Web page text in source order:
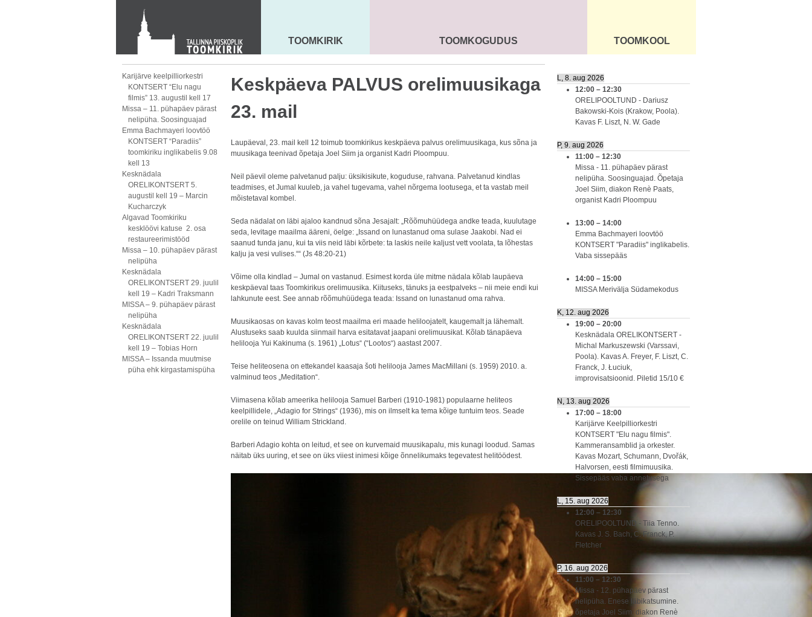
KONTAKT
Toom-Kooli 6, 10130 TALLINN
tallinna.toom@eelk.ee
MAARJA KIRIK
TOOMKIRIK SEENIORID KOGUDUS
TOOMKOGUDUS ÜLDINFO
TOOMKOOL
Karijärve keelpilliorkestri
KONTSERT “Elu nagu
filmis” 13. augustil kell 17
Missa – 11. pühapäev pärast
nelipüha. Soosinguajad
Emma Bachmayeri loovtöö
KONTSERT “Paradiis”
toomkiriku inglikabelis 9.08
kell 13
Kesknädala
ORELIKONTSERT 5.
augustil kell 19 – Marcin
Kucharczyk
Algavad Toomkiriku
kesklöövi katuse 2. osa
restaureerimistööd
Missa – 10. pühapäev pärast
nelipüha
Kesknädala
ORELIKONTSERT 29. juulil
kell 19 – Kadri Traksmann
MISSA – 9. pühapäev pärast
nelipüha
Kesknädala
ORELIKONTSERT 22. juulil
kell 19 – Tobias Horn
MISSA – Issanda muutmise
püha ehk kirgastamispüha
Keskpäeva PALVUS orelimuusikaga
23. mail
Laupäeval, 23. mail kell 12 toimub toomkirikus keskpäeva palvus orelimuusikaga, kus sõna ja
muusikaga teenivad õpetaja Joel Siim ja organist Kadri Ploompuu.
Neil päevil oleme palvetanud palju: üksikisikute, koguduse, rahvana. Palvetanud kindlas
teadmises, et Jumal kuuleb, ja vahel tugevama, vahel nõrgema lootusega, et ta vastab meil
mõistetaval kombel.
Seda nädalat on läbi ajaloo kandnud sõna Jesajalt: „Rõõmuhüüdega andke teada, kuulutage
seda, levitage maailma ääreni, öelge: „Issand on lunastanud oma sulase Jaakobi. Nad ei
saanud tunda janu, kui ta viis neid läbi kõrbete: ta laskis neile kaljust vett voolata, ta lõhestas
kalju ja vesi vulises.““ (Js 48:20-21)
Võime olla kindlad – Jumal on vastanud. Esimest korda üle mitme nädala kõlab laupäeva
keskpäeval taas Toomkirikus orelimuusika. Kiituseks, tänuks ja eestpalveks – nii meie endi kui
lahkunute eest. See annab rõõmuhüüdega teada: Issand on lunastanud oma rahva.
Muusikaosas on kavas kolm teost maailma eri maade heliloojatelt, kaugemalt ja lähemalt.
Alustuseks saab kuulda siinmail harva esitatavat jaapani orelimuusikat. Kõlab tänapäeva
helilooja Yui Kakinuma (s. 1961) „Lotus“ (“Lootos“) aastast 2007.
Teise heliteosena on ettekandel kaasaja šoti helilooja James MacMillani (s. 1959) 2010. a.
valminud teos „Meditation“.
Viimasena kõlab ameerika helilooja Samuel Barberi (1910-1981) populaarne heliteos
keelpillidele, „Adagio for Strings“ (1936), mis on ilmselt ka tema kõige tuntuim teos. Seade
orelile on teinud William Strickland.
Barberi Adagio kohta on leitud, et see on kurvemaid muusikapalu, mis kunagi loodud. Samas
näitab üks uuring, et see on üks viiest inimesi kõige õnnelikumaks tegevatest helitöödest.
L, 8. aug 2026
12:00 – 12:30
ORELIPOOLTUND - Dariusz
Bakowski-Kois (Krakow, Poola).
Kavas F. Liszt, N. W. Gade
P, 9. aug 2026
11:00 – 12:30
Missa - 11. pühapäev pärast
nelipüha. Soosinguajad. Õpetaja
Joel Siim, diakon Renè Paats,
organist Kadri Ploompuu
13:00 – 14:00
Emma Bachmayeri loovtöö
KONTSERT "Paradiis" inglikabelis.
Vaba sissepääs
14:00 – 15:00
MISSA Merivälja Südamekodus
K, 12. aug 2026
19:00 – 20:00
Kesknädala ORELIKONTSERT -
Michal Markuszewski (Varssavi,
Poola). Kavas A. Freyer, F. Liszt, C.
Franck, J. Łuciuk,
improvisatsioonid. Piletid 15/10 €
N, 13. aug 2026
17:00 – 18:00
Karijärve Keelpilliorkestri
KONTSERT "Elu nagu filmis".
Kammeransamblid ja orkester.
Kavas Mozart, Schumann, Dvořák,
Halvorsen, eesti filmimuusika.
Sissepääs vaba annetusega
L, 15. aug 2026
12:00 – 12:30
ORELIPOOLTUND - Tiia Tenno.
Kavas J. S. Bach, C. Franck, P.
Fletcher
P, 16. aug 2026
11:00 – 12:30
Missa - 12. pühapäev pärast
nelipüha. Enese läbikatsumine.
õpetaja Joel Siim, diakon Renè